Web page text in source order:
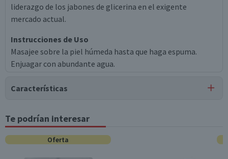
liderazgo de los jabones de glicerina en el exigente
mercado actual.
Instrucciones de Uso
Masajee sobre la piel húmeda hasta que haga espuma.
Enjuagar con abundante agua.
Características
Tipo de Producto
Jabones
Contenido
Te podrían interesar
Oferta